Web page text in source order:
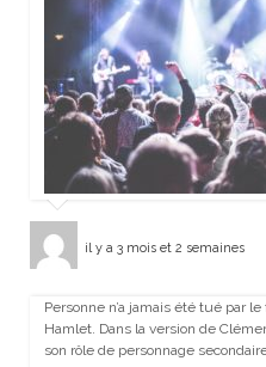
il y a 3 mois et 2 semaines
Personne n’a jamais été tué par
Hamlet. Dans la version de
son rôle de personnage